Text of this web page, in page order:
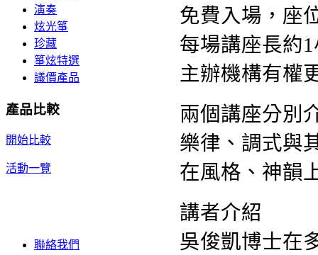
免費入場，座
每場講座長約
主辦機構有權
兩個講座分別
樂律、調式與
在風格、神韻
講者介紹
吳俊凱博士在
演奏
炫光箏
珍藏
箏炫特選
議價產品
產品比較
開始比較
活動一覽
聯絡我們